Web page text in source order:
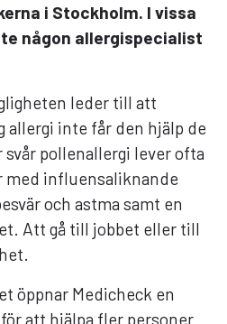
i Stockholm. I vissa
någon allergispecialist
leder till att
allergi inte får den hjälp de
svår pollenallergi lever ofta
med influensaliknande
och astma samt en
Att gå till jobbet eller till
öppnar Medicheck en
att hjälpa fler personer